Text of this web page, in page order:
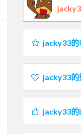
jacky33的
jacky33的
jacky33的